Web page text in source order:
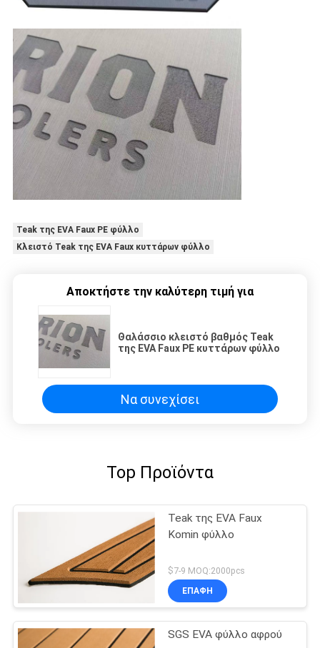
Teak της EVA Faux PE φύλλο
Κλειστό Teak της EVA Faux κυττάρων φύλλο
Αποκτήστε την καλύτερη τιμή για
Θαλάσσιο κλειστό βαθμός Teak
της EVA Faux PE κυττάρων φύλλο
Να συνεχίσει
Top Προϊόντα
Teak της EVA Faux
Komin φύλλο
$7-9 MOQ:2000pcs
ΕΠΑΦΉ
SGS EVA φύλλο αφρού